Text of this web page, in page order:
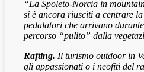
“La Spoleto-Norcia in
si è ancora riusciti a centrare
pedalatori che arrivano
percorso “pulito” dalla
Rafting. Il turismo outdoor in
gli appassionati o i neofiti del